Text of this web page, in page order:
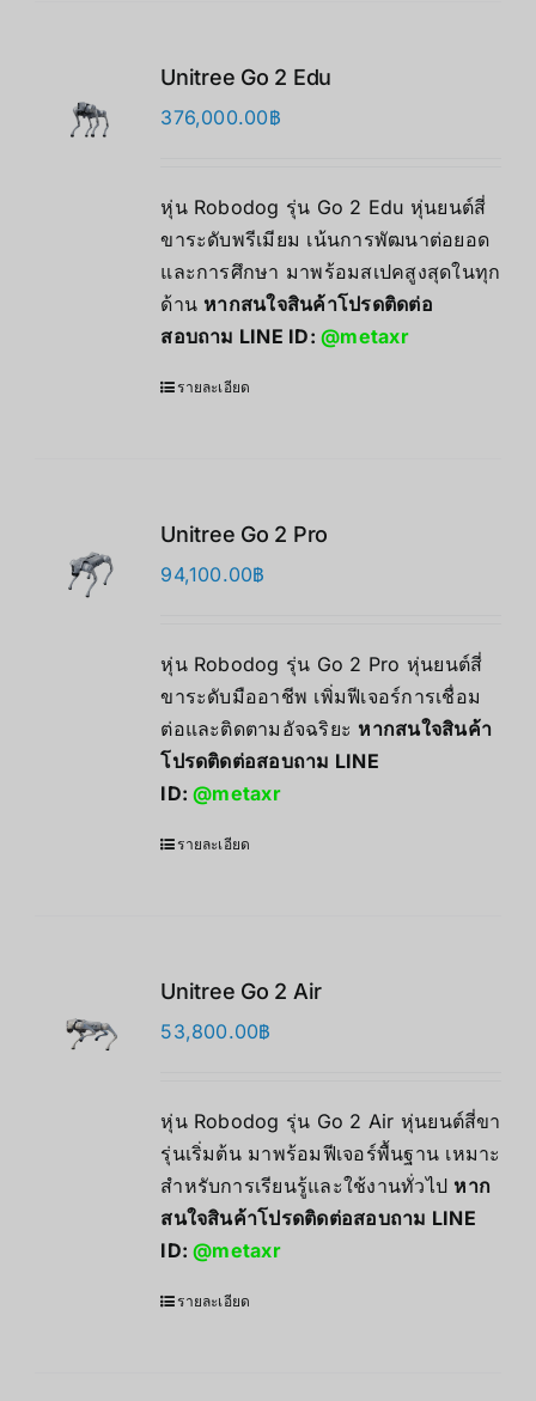
Unitree Go 2 Edu
376,000.00฿
หุ่น Robodog รุ่น Go 2 Edu หุ่นยนต์สี่
ขาระดับพรีเมียม เน้นการพัฒนาต่อยอด
และการศึกษา มาพร้อมสเปคสูงสุดในทุก
ด้าน หากสนใจสินค้าโปรดติดต่อ
สอบถาม LINE ID:@metaxr
รายละเอียด
Unitree Go 2 Pro
94,100.00฿
หุ่น Robodog รุ่น Go 2 Pro หุ่นยนต์สี่
ขาระดับมืออาชีพ เพิ่มฟีเจอร์การเชื่อม
ต่อและติดตามอัจฉริยะ หากสนใจสินค้า
โปรดติดต่อสอบถาม LINE
ID:@metaxr
รายละเอียด
Unitree Go 2 Air
53,800.00฿
หุ่น Robodog รุ่น Go 2 Air หุ่นยนต์สี่ขา
รุ่นเริ่มต้น มาพร้อมฟีเจอร์พื้นฐาน เหมาะ
สำหรับการเรียนรู้และใช้งานทั่วไป หาก
สนใจสินค้าโปรดติดต่อสอบถาม LINE
ID:@metaxr
รายละเอียด